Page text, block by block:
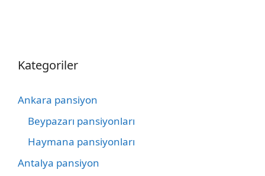
Kategoriler
Ankara pansiyon
Beypazarı pansiyonları
Haymana pansiyonları
Antalya pansiyon